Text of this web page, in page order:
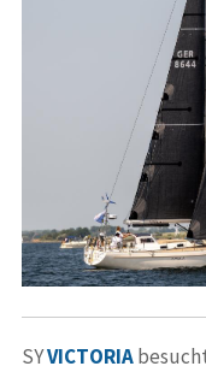
SYVICTORIA